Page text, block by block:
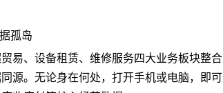
孤岛
易、设备租赁、维修服务四大业务板块整
源。无论身在何处，打开手机或电脑，即